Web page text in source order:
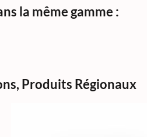
la même gamme :
, Produits Régionaux